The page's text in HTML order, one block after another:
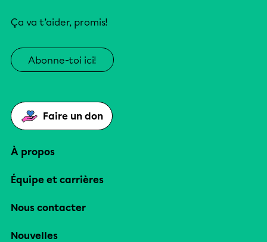
Ça va t’aider, promis!
Abonne-toi ici!
Faire un don
À propos
Équipe et carrières
Nous contacter
Nouvelles